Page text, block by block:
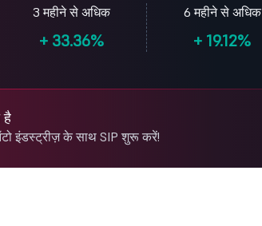
3 महीने से अधिक
+33.36%
6 महीने से अधिक
+ 19.12%
है
इंडस्ट्रीज़ के साथ SIP शुरू करें!